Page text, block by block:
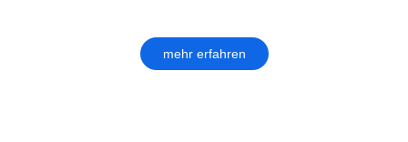
mehr erfahren